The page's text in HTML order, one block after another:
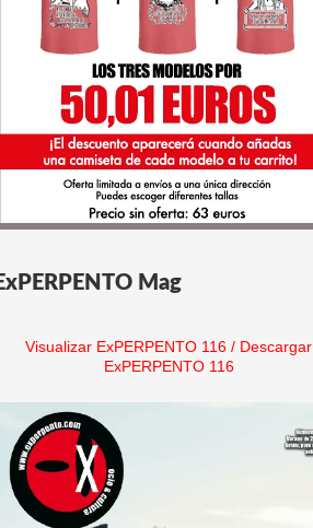
Mag
Visualizar ExPERPENTO 116 / Descargar
ExPERPENTO 116